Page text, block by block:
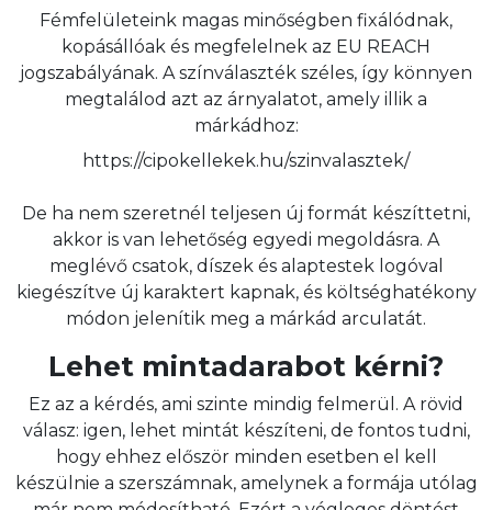
Fémfelületeink magas minőségben fixálódnak,
kopásállóak és megfelelnek az EU REACH
jogszabályának. A színválaszték széles, így könnyen
megtalálod azt az árnyalatot, amely illik a
márkádhoz:
https://cipokellekek.hu/szinvalasztek/
De ha nem szeretnél teljesen új formát készíttetni,
akkor is van lehetőség egyedi megoldásra. A
meglévő csatok, díszek és alaptestek logóval
kiegészítve új karaktert kapnak, és költséghatékony
módon jelenítik meg a márkád arculatát.
Lehet mintadarabot kérni?
Ez az a kérdés, ami szinte mindig felmerül. A rövid
válasz: igen, lehet mintát készíteni, de fontos tudni,
hogy ehhez először minden esetben el kell
készülnie a szerszámnak, amelynek a formája utólag